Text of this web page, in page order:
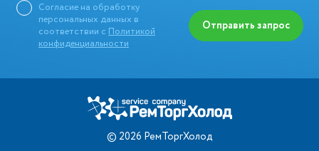
Согласие на обработку
персональных данных в
соответствии с Политикой
конфиденциальности
Отправить запрос
© 2026 РемТоргХолод